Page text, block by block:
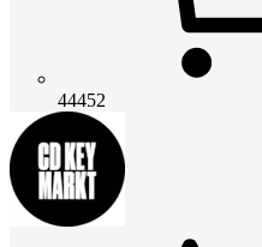
44452